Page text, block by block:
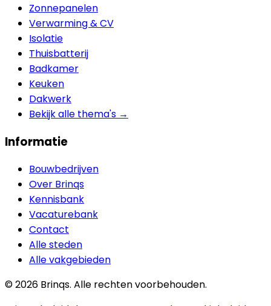
Zonnepanelen
Verwarming & CV
Isolatie
Thuisbatterij
Badkamer
Keuken
Dakwerk
Bekijk alle thema's →
Informatie
Bouwbedrijven
Over Brinqs
Kennisbank
Vacaturebank
Contact
Alle steden
Alle vakgebieden
©2026 Brinqs. Alle rechten voorbehouden.